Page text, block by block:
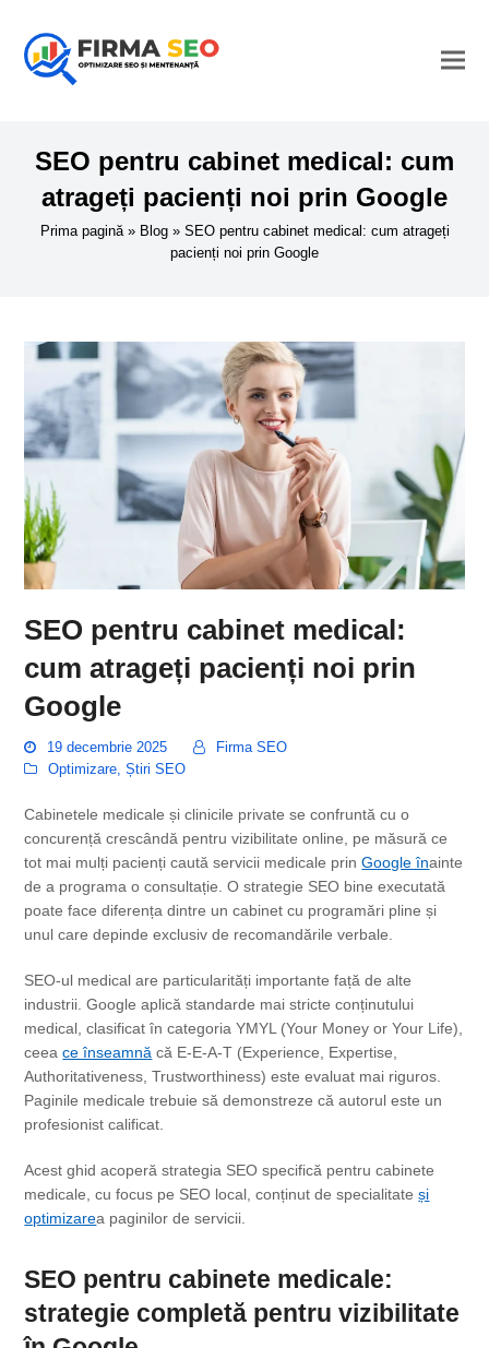
SEO pentru cabinet medical: cum
atrageți pacienți noi prin Google
Prima pagină» Blog» SEO pentru cabinet medical: cum atrageți
pacienți noi prin Google
SEO pentru cabinet medical:
cum atrageți pacienți noi prin
Google
19 decembrie 2025
Firma SEO
Optimizare ,Știri SEO
Cabinetele medicale și clinicile private se confruntă cu o
concurență crescândă pentru vizibilitate online, pe măsură ce
tot mai mulți pacienți caută servicii medicale prinGoogle înainte
de a programa o consultație. O strategie SEO bine executată
poate face diferența dintre un cabinet cu programări pline și
unul care depinde exclusiv de recomandările verbale.
SEO-ul medical are particularități importante față de alte
industrii. Google aplică standarde mai stricte conținutului
medical, clasificat în categoria YMYL (Your Money or Your Life),
ceeace înseamnă că E-E-A-T (Experience, Expertise,
Authoritativeness, Trustworthiness) este evaluat mai riguros.
Paginile medicale trebuie să demonstreze că autorul este un
profesionist calificat.
Acest ghid acoperă strategia SEO specifică pentru cabinete
medicale, cu focus pe SEO local, conținut de specialitateși
optimizarea paginilor de servicii.
SEO pentru cabinete medicale:
strategie completă pentru vizibilitate